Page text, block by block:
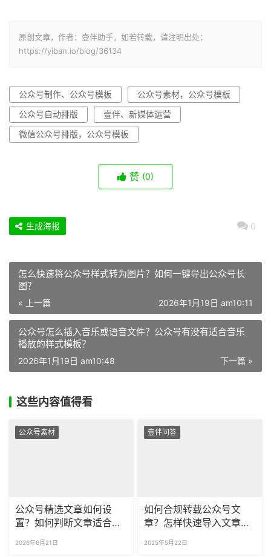
原创文章，作者：壹伴助手，如若转载，请注明出处：
https://yiban.io/blog/36134
公众号制作、公众号模板
公众号素材，公众号模板
公众号自动排版
壹伴、新媒体运营
微信公众号排版，公众号模板
赞 (0)
0
生成海报
怎么快速将公众号样式转为图片？如何一键导出公众号长
图？
« 上一篇 2026年1月19日 am10:11
公众号怎么插入音乐或语音文件？公众号有没有适合音乐
播放的样式模板？
下一篇 »
2026年1月19日 am10:48
这些内容值得看
公众号素材
公众号精选文章如何设
置？如何判断文章适合设
2026年6月21日
壹伴问答
如何合规转载公众号文
章？怎样快速导入文章保
2025年5月22日